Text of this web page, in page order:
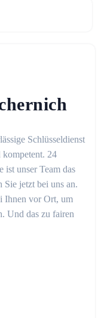
Schlüsseldienst
24
ist unser Team das
Sie jetzt bei uns an.
Ihnen vor Ort, um
Und das zu fairen